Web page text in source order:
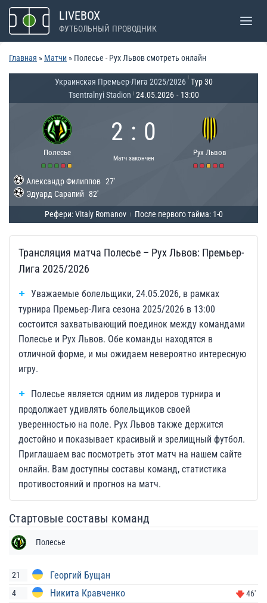
Перейти
содержимому
LIVEBOX
ФУТБОЛЬНЫЙ ПРОВОДНИК
Главная » Матчи » Полесье - Рух Львов смотреть онлайн
Украинская Премьер-Лига 2025/2026 Тур 30
Tsentralnyi Stadion 24.05.2026 - 13:00
Полесье
2 : 0
Матч закончен
Рух Львов
Александр Филиппов 27'
Эдуард Сарапий 82'
Рефери: Vitaly Romanov После первого тайма: 1-0
Трансляция матча Полесье – Рух Львов: Премьер-
Лига 2025/2026
Уважаемые болельщики, 24.05.2026, в рамках
турнира Премьер-Лига сезона 2025/2026 в 13:00
состоится захватывающий поединок между командами
Полесье и Рух Львов. Обе команды находятся в
отличной форме, и мы ожидаем невероятно интересную
игру.
Полесье является одним из лидеров турнира и
продолжает удивлять болельщиков своей
уверенностью на поле. Рух Львов также держится
достойно и показывает красивый и зрелищный футбол.
Приглашаем вас посмотреть этот матч на нашем сайте
онлайн. Вам доступны составы команд, статистика
противостояний и прогноз на матч.
Стартовые составы команд
Полесье
21 Георгий Бущан
4 Никита Кравченко
46'